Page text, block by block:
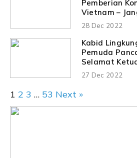
Pemberian
Vietnam –
Kedaulatan
Alam NKRI
28 Dec 2022
Kabid
Pemuda
Selamat
27 Dec 2022
1 2 3 … 53 Next »